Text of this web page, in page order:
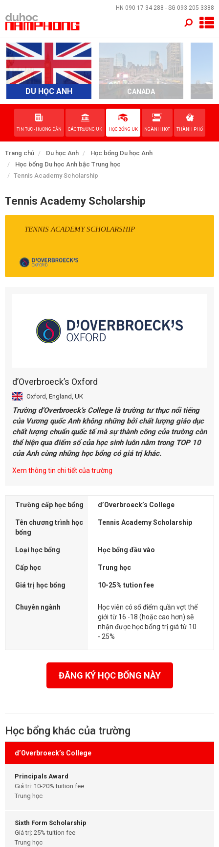
HN 090 17 34 288 - SG 093 205 3388
DU HỌC ANH CANADA
TIN TỨC - HƯỚNG DẪN CÁC TRƯỜNG UK HỌC BỔNG UK NGÀNH HOT THÀNH PHỐ
Trang chủ Du học Anh
Học bổng Du học Anh
Học bổng Du học Anh bậc Trung học
Tennis Academy Scholarship
Tennis Academy Scholarship
TENNIS ACADEMY SCHOLARSHIP
d’Overbroeck’s Oxford
Oxford, England, UK
Trường d’Overbroeck’s College là trường tư thục nổi tiếng
của Vương quốc Anh không những bởi chất lượng giáo dục
chất lượng chuẩn quốc tế mà sự thành công của trường còn
thể hiện qua điểm số của học sinh luôn nằm trong TOP 10
của Anh cùng những học bổng có giá trị khác.
Xem thông tin chi tiết của trường
Trường cấp học bổng d’Overbroeck’s College
Tên chương trình học
bổng
Tennis Academy Scholarship
Loại học bổng Học bổng đầu vào
Cấp học Trung học
Giá trị học bổng 10-25% tution fee
Chuyên ngành
Học viên có số điểm quần vợt thế
giới từ 16 -18 (hoặc cao hơn) sẽ
nhận được học bổng trị giá từ 10
- 25%
ĐĂNG KÝ HỌC BỔNG NÀY
Học bổng khác của trường
d’Overbroeck’s College
Principals Award
Giá trị: 10-20% tuition fee
Trung học
Sixth Form Scholarship
Giá trị: 25% tuition fee
Trung học
×
TRANG CHỦ
QUỐC GIA
EVENTS
DỊCH VỤ
VỀ NAM PHONG
LIÊN HỆ